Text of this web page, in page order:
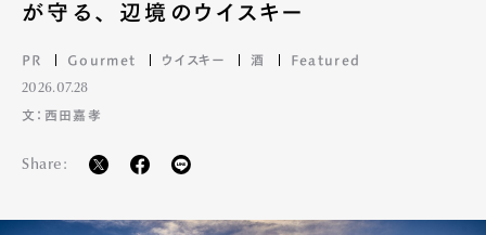
が守る、 辺境のウイスキー
PR Gourmet ウイスキー 酒 Featured
2026.07.28
文：西田嘉孝
Share: